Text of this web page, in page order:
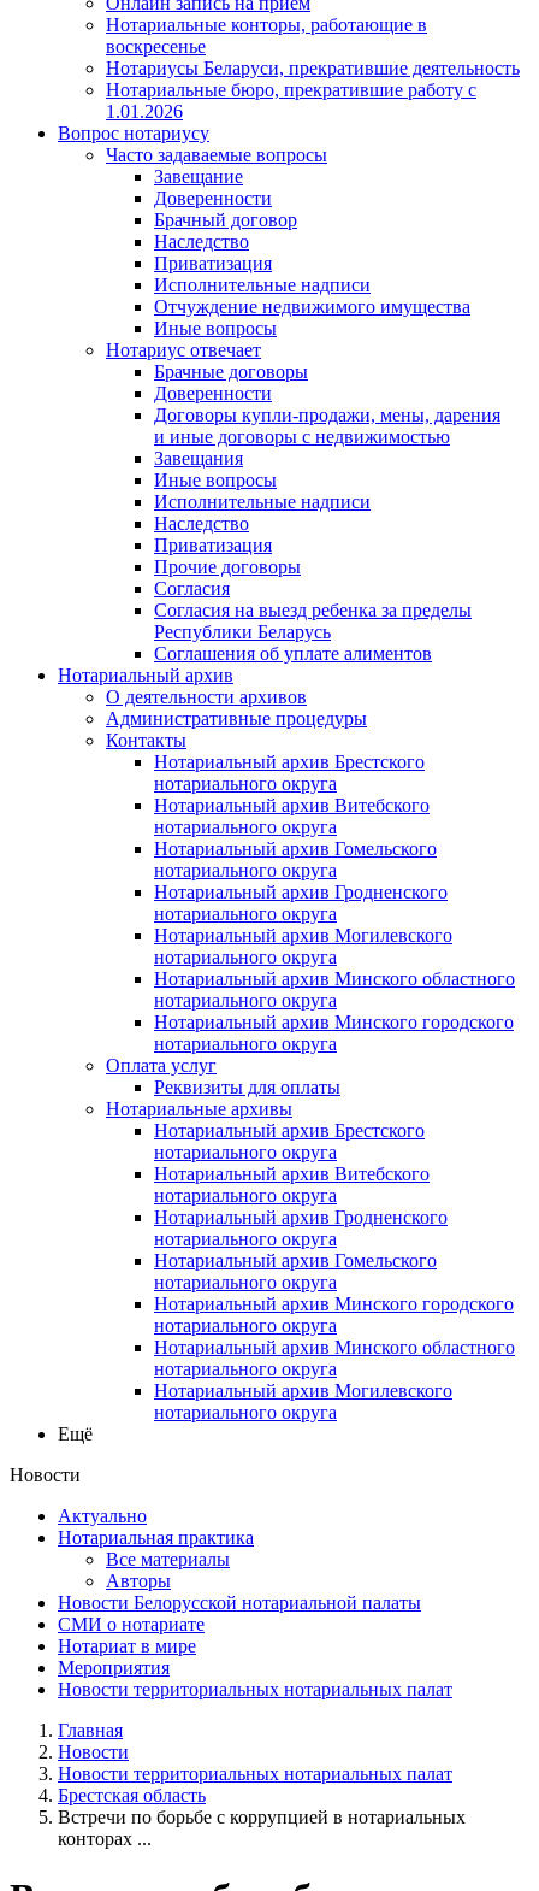
Нотариальные конторы, работающие в
воскресенье
Нотариусы Беларуси, прекратившие деятельность
Нотариальные бюро, прекратившие работу с
1.01.2026
Вопрос нотариусу
Часто задаваемые вопросы
Завещание
Доверенности
Брачный договор
Наследство
Приватизация
Исполнительные надписи
Отчуждение недвижимого имущества
Иные вопросы
Нотариус отвечает
Брачные договоры
Доверенности
Договоры купли-продажи, мены, дарения
и иные договоры с недвижимостью
Завещания
Иные вопросы
Исполнительные надписи
Наследство
Приватизация
Прочие договоры
Согласия
Согласия на выезд ребенка за пределы
Республики Беларусь
Соглашения об уплате алиментов
Нотариальный архив
О деятельности архивов
Административные процедуры
Контакты
Нотариальный архив Брестского
нотариального округа
Нотариальный архив Витебского
нотариального округа
Нотариальный архив Гомельского
нотариального округа
Нотариальный архив Гродненского
нотариального округа
Нотариальный архив Могилевского
нотариального округа
Нотариальный архив Минского областного
нотариального округа
Нотариальный архив Минского городского
нотариального округа
Оплата услуг
Реквизиты для оплаты
Нотариальные архивы
Нотариальный архив Брестского
нотариального округа
Нотариальный архив Витебского
нотариального округа
Нотариальный архив Гродненского
нотариального округа
Нотариальный архив Гомельского
нотариального округа
Нотариальный архив Минского городского
нотариального округа
Нотариальный архив Минского областного
нотариального округа
Нотариальный архив Могилевского
нотариального округа
Ещё
Новости
Актуально
Нотариальная практика
Все материалы
Авторы
Новости Белорусской нотариальной палаты
СМИ о нотариате
Нотариат в мире
Мероприятия
Новости территориальных нотариальных палат
Главная
Новости
Новости территориальных нотариальных палат
Брестская область
Встречи по борьбе с коррупцией в нотариальных
конторах ...